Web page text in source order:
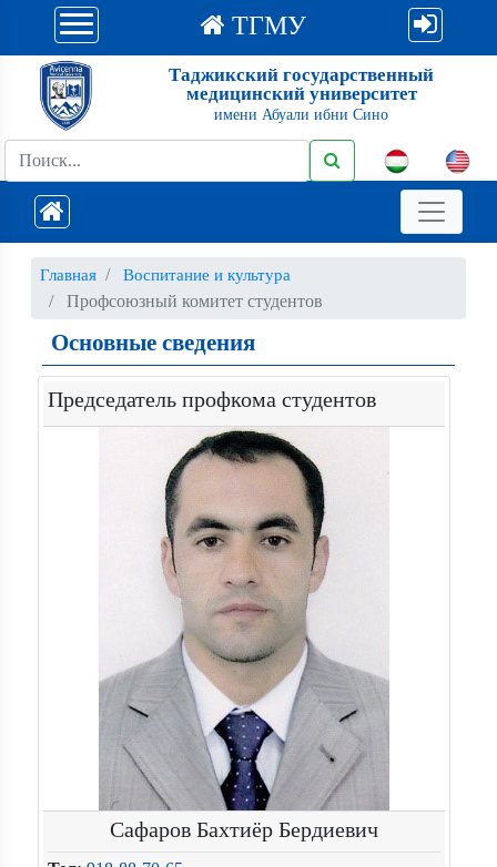
ТГМУ
Таджикский государственный
медицинский университет
имени Абуали ибни Сино
Главная Воспитание и культура
Профсоюзный комитет студентов
Основные сведения
Председатель профкома студентов
Сафаров Бахтиёр Бердиевич